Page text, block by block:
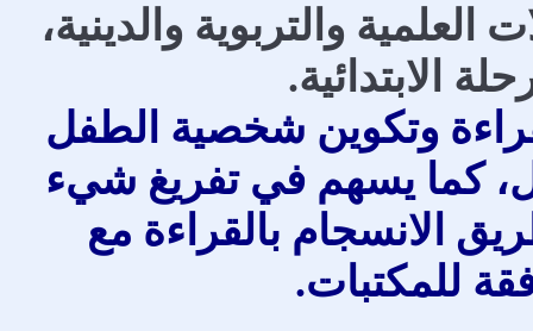
والتربوية والدينية،
الابتدائية.
وتكوين شخصية الطفل
كما يسهم في تفريغ شيء
الانسجام بالقراءة مع
للمكتبات.